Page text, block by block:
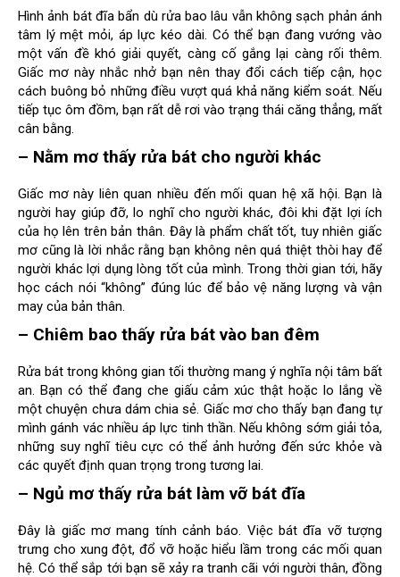
Hình ảnh bát đĩa bẩn dù rửa bao lâu vẫn không sạch phản ánh
tâm lý mệt mỏi, áp lực kéo dài. Có thể bạn đang vướng vào
một vấn đề khó giải quyết, càng cố gắng lại càng rối thêm.
Giấc mơ này nhắc nhở bạn nên thay đổi cách tiếp cận, học
cách buông bỏ những điều vượt quá khả năng kiểm soát. Nếu
tiếp tục ôm đồm, bạn rất dễ rơi vào trạng thái căng thẳng, mất
cân bằng.
– Nằm mơ thấy rửa bát cho người khác
Giấc mơ này liên quan nhiều đến mối quan hệ xã hội. Bạn là
người hay giúp đỡ, lo nghĩ cho người khác, đôi khi đặt lợi ích
của họ lên trên bản thân. Đây là phẩm chất tốt, tuy nhiên giấc
mơ cũng là lời nhắc rằng bạn không nên quá thiệt thòi hay để
người khác lợi dụng lòng tốt của mình. Trong thời gian tới, hãy
học cách nói “không” đúng lúc để bảo vệ năng lượng và vận
may của bản thân.
– Chiêm bao thấy rửa bát vào ban đêm
Rửa bát trong không gian tối thường mang ý nghĩa nội tâm bất
an. Bạn có thể đang che giấu cảm xúc thật hoặc lo lắng về
một chuyện chưa dám chia sẻ. Giấc mơ cho thấy bạn đang tự
mình gánh vác nhiều áp lực tinh thần. Nếu không sớm giải tỏa,
những suy nghĩ tiêu cực có thể ảnh hưởng đến sức khỏe và
các quyết định quan trọng trong tương lai.
– Ngủ mơ thấy rửa bát làm vỡ bát đĩa
Đây là giấc mơ mang tính cảnh báo. Việc bát đĩa vỡ tượng
trưng cho xung đột, đổ vỡ hoặc hiểu lầm trong các mối quan
hệ. Có thể sắp tới bạn sẽ xảy ra tranh cãi với người thân, đồng